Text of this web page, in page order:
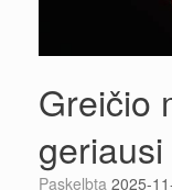
Greičio
Paskelbta 2025-